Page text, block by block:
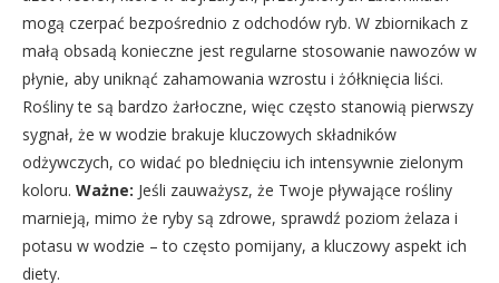
mogą czerpać bezpośrednio z odchodów ryb. W zbiornikach z
małą obsadą konieczne jest regularne stosowanie nawozów w
płynie, aby uniknąć zahamowania wzrostu i żółknięcia liści.
Rośliny te są bardzo żarłoczne, więc często stanowią pierwszy
sygnał, że w wodzie brakuje kluczowych składników
odżywczych, co widać po blednięciu ich intensywnie zielonym
koloru. Ważne: Jeśli zauważysz, że Twoje pływające rośliny
marnieją, mimo że ryby są zdrowe, sprawdź poziom żelaza i
potasu w wodzie – to często pomijany, a kluczowy aspekt ich
diety.